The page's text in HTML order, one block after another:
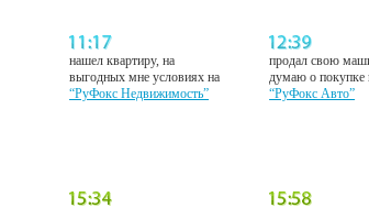
нашел квартиру, на
выгодных мне условиях на
“РуФокс Недвижимость”
продал свою
думаю о покупке
“РуФокс Авто”